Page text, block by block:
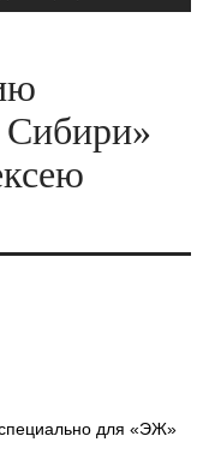
Сибири»
для «ЭЖ»